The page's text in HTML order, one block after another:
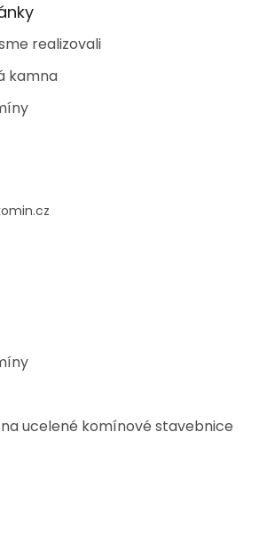
realizovali
kamna
ucelené komínové stavebnice